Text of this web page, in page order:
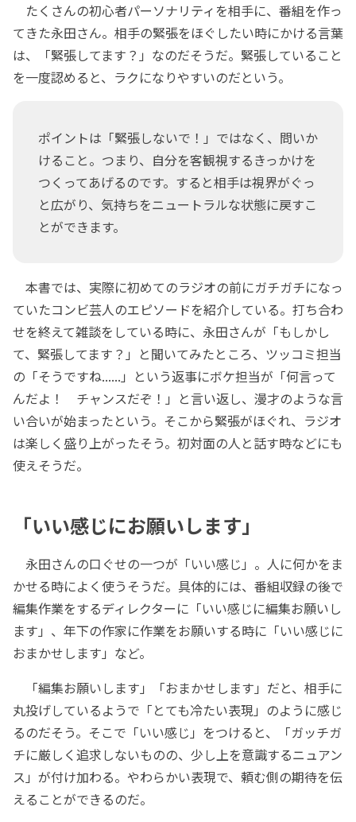
たくさんの初心者パーソナリティを相手に、番組を作っ
てきた永田さん。相手の緊張をほぐしたい時にかける言葉
は、「緊張してます？」なのだそうだ。緊張していること
を一度認めると、ラクになりやすいのだという。
ポイントは「緊張しないで！」ではなく、問いか
けること。つまり、自分を客観視するきっかけを
つくってあげるのです。すると相手は視界がぐっ
と広がり、気持ちをニュートラルな状態に戻すこ
とができます。
本書では、実際に初めてのラジオの前にガチガチになっ
ていたコンビ芸人のエピソードを紹介している。打ち合わ
せを終えて雑談をしている時に、永田さんが「もしかし
て、緊張してます？」と聞いてみたところ、ツッコミ担当
の「そうですね......」という返事にボケ担当が「何言って
んだよ！ チャンスだぞ！」と言い返し、漫才のような言
い合いが始まったという。そこから緊張がほぐれ、ラジオ
は楽しく盛り上がったそう。初対面の人と話す時などにも
使えそうだ。
「いい感じにお願いします」
永田さんの口ぐせの一つが「いい感じ」。人に何かをま
かせる時によく使うそうだ。具体的には、番組収録の後で
編集作業をするディレクターに「いい感じに編集お願いし
ます」、年下の作家に作業をお願いする時に「いい感じに
おまかせします」など。
「編集お願いします」「おまかせします」だと、相手に
丸投げしているようで「とても冷たい表現」のように感じ
るのだそう。そこで「いい感じ」をつけると、「ガッチガ
チに厳しく追求しないものの、少し上を意識するニュアン
ス」が付け加わる。やわらかい表現で、頼む側の期待を伝
えることができるのだ。